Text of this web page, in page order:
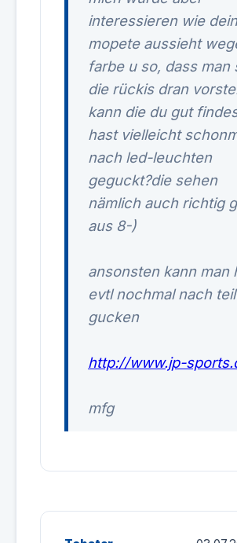
interessieren wie
mopete aussieht
farbe u so, dass man
die rückis dran
kann die du gut
hast vielleicht
nach led-leuchten
geguckt?die sehen
nämlich auch richtig
aus 8-)
ansonsten kann man
evtl nochmal nach
gucken
http://www.jp-
mfg